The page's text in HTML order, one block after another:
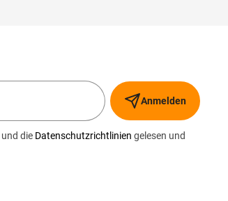
Anmelden
und die Datenschutzrichtlinien gelesen und